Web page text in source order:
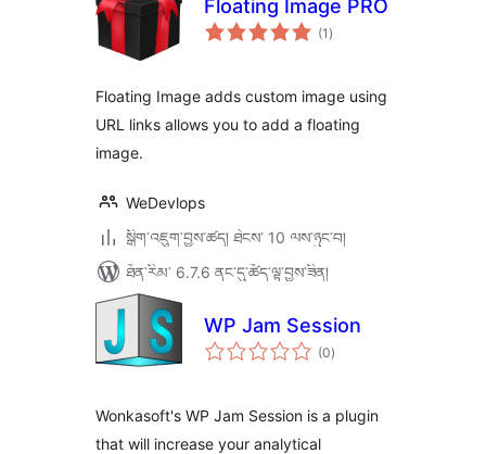
Floating Image PRO
(1 གདེང་
འཇོག་
)
Floating Image adds custom image using
URL links allows you to add a floating
image.
WeDevlops
སྒྲིག་འཇུག་བྱས་ཚད། ཐེངས་ 10 ལས་ཉུང་བ།
ཐོན་རིམ་ 6.7.6 ནང་དུ་ཚོད་ལྟ་བྱས་ཟིན།
WP Jam Session
(0གདེང་
འཇོག་
)
Wonkasoft's WP Jam Session is a plugin
that will increase your analytical